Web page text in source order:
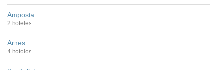
Amposta
2 hoteles
Arnes
4 hoteles